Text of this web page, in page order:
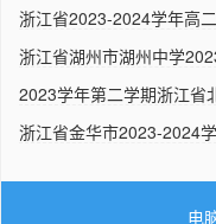
浙江省2023-2024学年高
浙江省湖州市湖州中学
2023学年第二学期浙江省
浙江省金华市2023-2024
电